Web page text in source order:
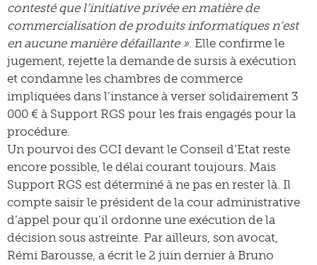
contesté que l’initiative privée en matière de
commercialisation de produits informatiques n’est
en aucune manière défaillante ». Elle confirme le
jugement, rejette la demande de sursis à exécution
et condamne les chambres de commerce
impliquées dans l’instance à verser solidairement 3
000 € à Support RGS pour les frais engagés pour la
procédure.
Un pourvoi des CCI devant le Conseil d’Etat reste
encore possible, le délai courant toujours. Mais
Support RGS est déterminé à ne pas en rester là. Il
compte saisir le président de la cour administrative
d’appel pour qu’il ordonne une exécution de la
décision sous astreinte. Par ailleurs, son avocat,
Rémi Barousse, a écrit le 2 juin dernier à Bruno